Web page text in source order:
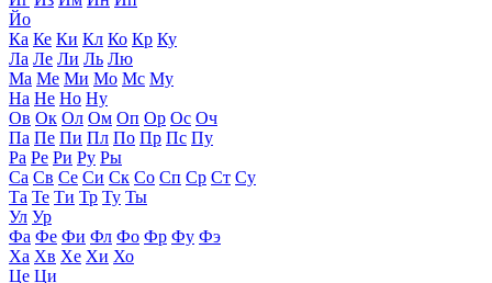
Йо
Ка Ке Ки Кл Ко Кр Ку
Ла Ле Ли Ль Лю
Ма Ме Ми Мо Мс Му
На Не Но Ну
Ов Ок Ол Ом Оп Ор Ос Оч
Па Пе Пи Пл По Пр Пс Пу
Ра Ре Ри Ру Ры
Са Св Се Си Ск Со Сп Ср Ст Су
Та Те Ти Тр Ту Ты
Ул Ур
Фа Фе Фи Фл Фо Фр Фу Фэ
Ха Хв Хе Хи Хо
Це Ци